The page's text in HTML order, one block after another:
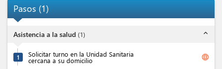
Pasos (1)
Asistencia a la salud (1) expand_less
1 Solicitar turno en la Unidad Sanitaria
cercana a su domicilio language